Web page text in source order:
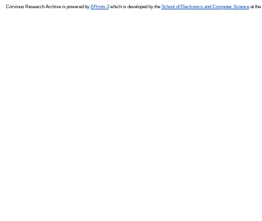
Corvinus Research Archive is powered by EPrints 3which is developed by the School of Electronics and Computer Science at